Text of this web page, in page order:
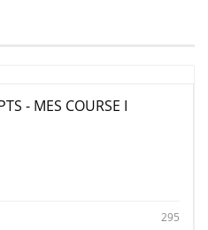
- MES COURSE I
295